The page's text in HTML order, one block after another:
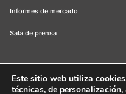
Informes de mercado
Sala de prensa
Este sitio web utiliza cookies
técnicas, de